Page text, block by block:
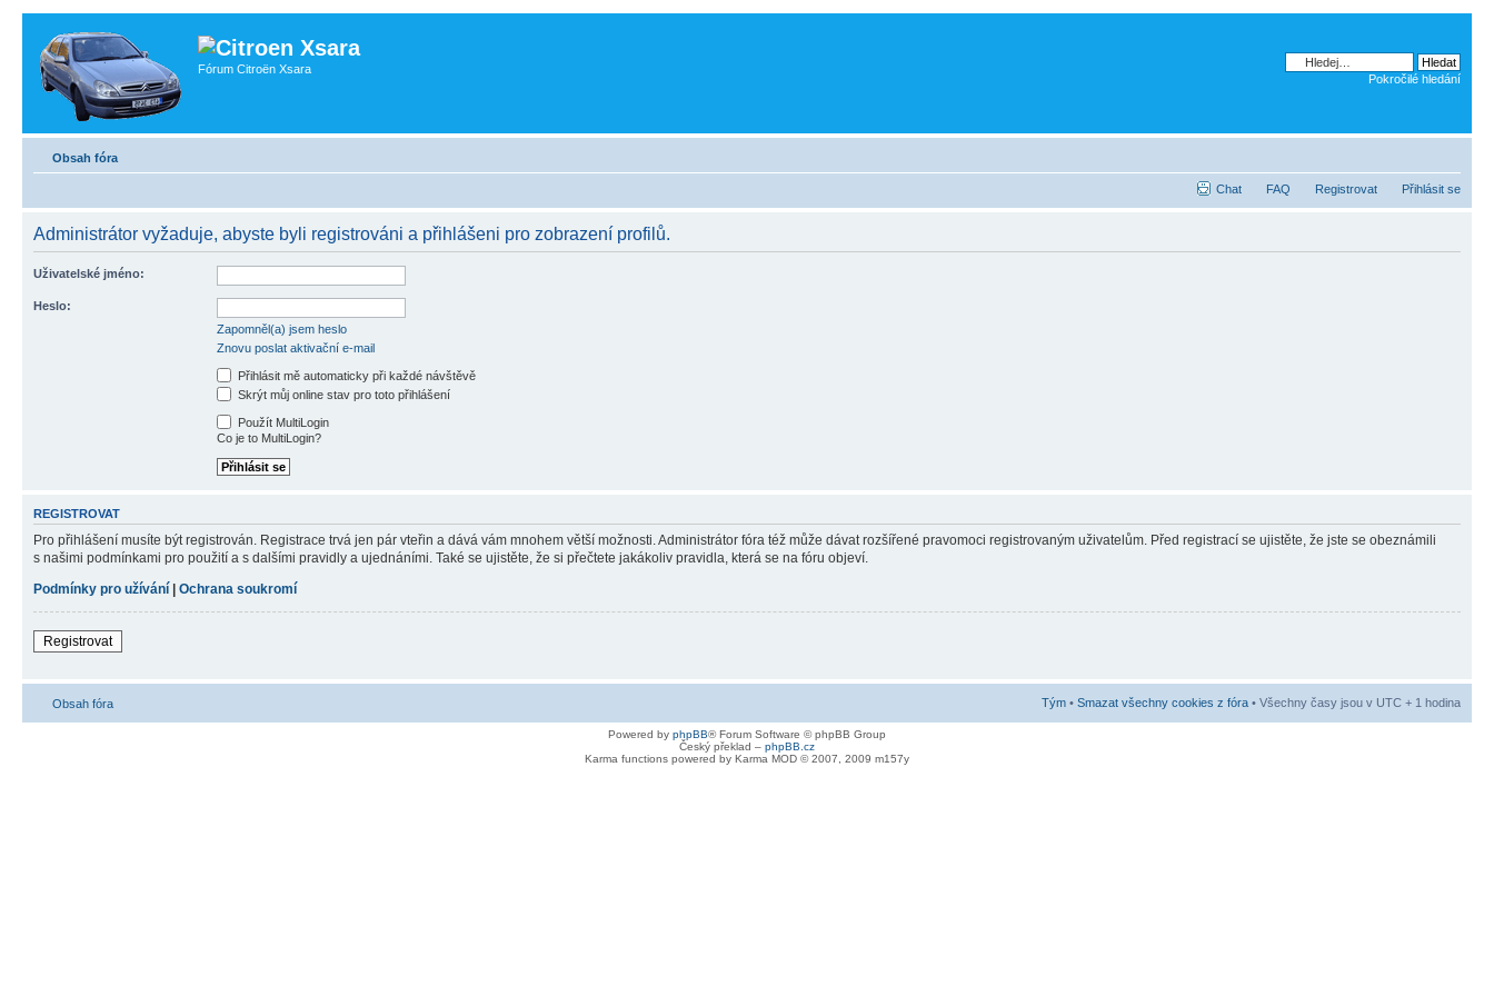
Fórum Citroën Xsara
Pokročilé hledání
Obsah fóra
Chat FAQ Registrovat Přihlásit se
Administrátor vyžaduje, abyste byli registrováni a přihlášeni pro zobrazení profilů.
Uživatelské jméno:
Heslo:
Zapomněl(a) jsem heslo
Znovu poslat aktivační e-mail
Přihlásit mě automaticky při každé návštěvě
Skrýt můj online stav pro toto přihlášení
Použít MultiLogin
Co je to MultiLogin?
REGISTROVAT
Pro přihlášení musíte být registrován. Registrace trvá jen pár vteřin a dává vám mnohem větší možnosti. Administrátor fóra též může dávat rozšířené pravomoci registrovaným uživatelům. Před registrací se ujistěte, že jste se obeznámili
s našimi podmínkami pro použití a s dalšími pravidly a ujednáními. Také se ujistěte, že si přečtete jakákoliv pravidla, která se na fóru objeví.
Podmínky pro užívání | Ochrana soukromí
Registrovat
Obsah fóra Tým • Smazat všechny cookies z fóra • Všechny časy jsou v UTC + 1 hodina
Powered by phpBB® Forum Software © phpBB Group
Český překlad – phpBB.cz
Karma functions powered by Karma MOD © 2007, 2009 m157y